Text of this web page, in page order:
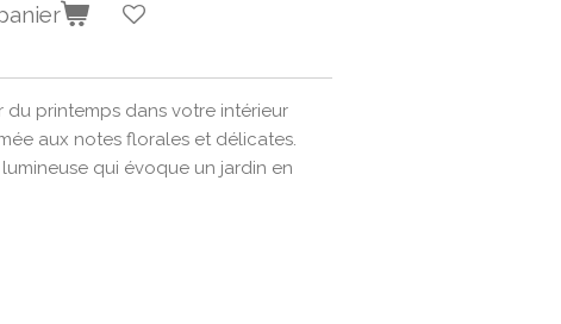
du printemps dans votre intérieur
aux notes florales et délicates.
qui évoque un jardin en